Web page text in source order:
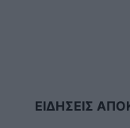
ΕΙΔΗΣΕΙΣ